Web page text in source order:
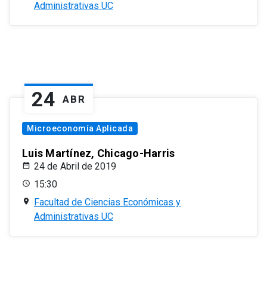
Administrativas UC
24 ABR
Microeconomía Aplicada
Luis Martínez, Chicago-Harris
24 de Abril de 2019
15:30
Facultad de Ciencias Económicas y
Administrativas UC